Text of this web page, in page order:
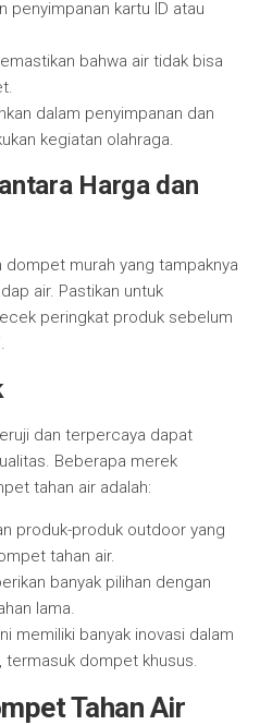
penyimpanan kartu ID atau
bahwa air tidak bisa
dalam penyimpanan dan
kegiatan olahraga.
Harga dan
murah yang tampaknya
air. Pastikan untuk
peringkat produk sebelum
dan terpercaya dapat
Beberapa merek
tahan air adalah:
produk-produk outdoor yang
tahan air.
banyak pilihan dengan
lama.
memiliki banyak inovasi dalam
termasuk dompet khusus.
Tahan Air